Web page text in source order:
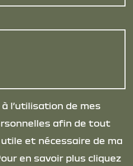
l’utilisation de mes
afin de tout
et nécessaire de ma
en savoir plus cliquez